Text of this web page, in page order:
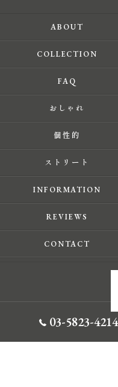
03-5823-4214
ABOUT
COLLECTION
FAQ
おしゃれ
個性的
ストリート
INFORMATION
REVIEWS
CONTACT
© 2026 東京都蔵前のセレクト